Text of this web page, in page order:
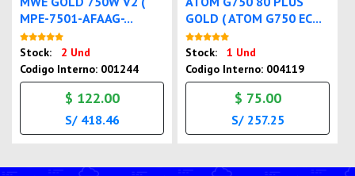
MPE-7501-AFAAG-...
Stock:
2 Und
Codigo Interno: 001244
$ 122.00
S/ 418.46
GOLD ( ATOM G750 EC...
Stock:
1 Und
Codigo Interno: 004119
$ 75.00
S/ 257.25